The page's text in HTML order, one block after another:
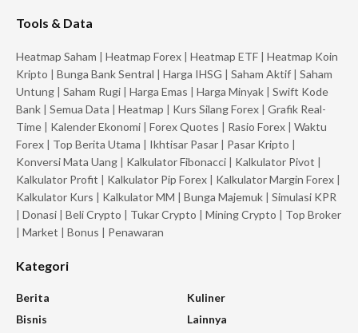
Tools & Data
Heatmap Saham | Heatmap Forex | Heatmap ETF | Heatmap Koin
Kripto | Bunga Bank Sentral | Harga IHSG | Saham Aktif | Saham
Untung | Saham Rugi | Harga Emas | Harga Minyak | Swift Kode
Bank | Semua Data | Heatmap | Kurs Silang Forex | Grafik Real-
Time | Kalender Ekonomi | Forex Quotes | Rasio Forex | Waktu
Forex | Top Berita Utama | Ikhtisar Pasar | Pasar Kripto |
Konversi Mata Uang | Kalkulator Fibonacci | Kalkulator Pivot |
Kalkulator Profit | Kalkulator Pip Forex | Kalkulator Margin Forex |
Kalkulator Kurs | Kalkulator MM | Bunga Majemuk | Simulasi KPR
| Donasi | Beli Crypto | Tukar Crypto | Mining Crypto | Top Broker
| Market | Bonus | Penawaran
Kategori
Berita
Bisnis
Kuliner
Lainnya